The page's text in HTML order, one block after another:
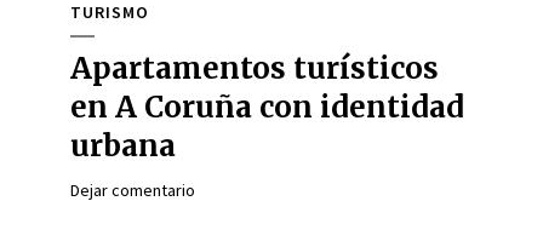
TURISMO
Apartamentos turísticos
en A Coruña con identidad
urbana
Dejar comentario